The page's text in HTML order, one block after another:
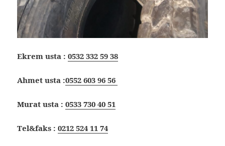
Ekrem usta :0532 332 59 38
Ahmet usta :0552 603 96 56
Murat usta :0533 730 40 51
Tel&faks :0212 524 11 74